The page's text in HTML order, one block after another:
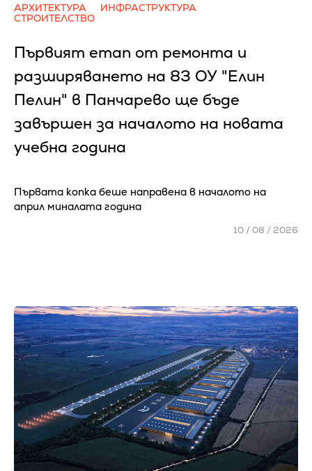
АРХИТЕКТУРА
ИНФРАСТРУКТУРА
СТРОИТЕЛСТВО
Първият етап от ремонта и
разширяването на 83 ОУ "Елин
Пелин" в Панчарево ще бъде
завършен за началото на новата
учебна година
Първата копка беше направена в началото на
април миналата година
10 / 08 / 2026